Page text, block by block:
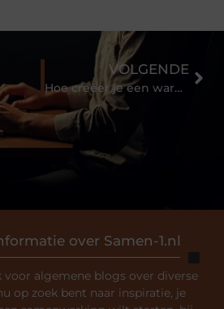
over Samen-1.nl
voor algemene blogs over diverse
op zoek bent naar inspiratie, je
VOLGENDE
Hoe creëer je een warme en romantische slaapkamer?